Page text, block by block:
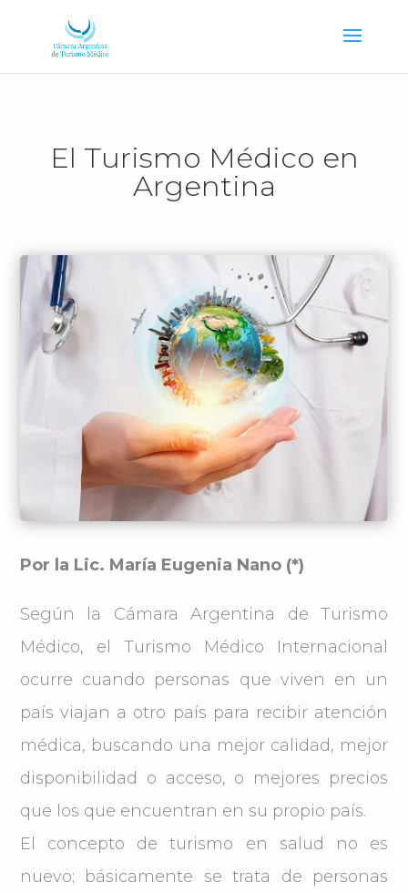
El Turismo Médico en
Argentina
Por la Lic. María Eugenia Nano (*)
Según la Cámara Argentina de Turismo
Médico, el Turismo Médico Internacional
ocurre cuando personas que viven en un
país viajan a otro país para recibir atención
médica, buscando una mejor calidad, mejor
disponibilidad o acceso, o mejores precios
que los que encuentran en su propio país.
El concepto de turismo en salud no es
nuevo; básicamente se trata de personas